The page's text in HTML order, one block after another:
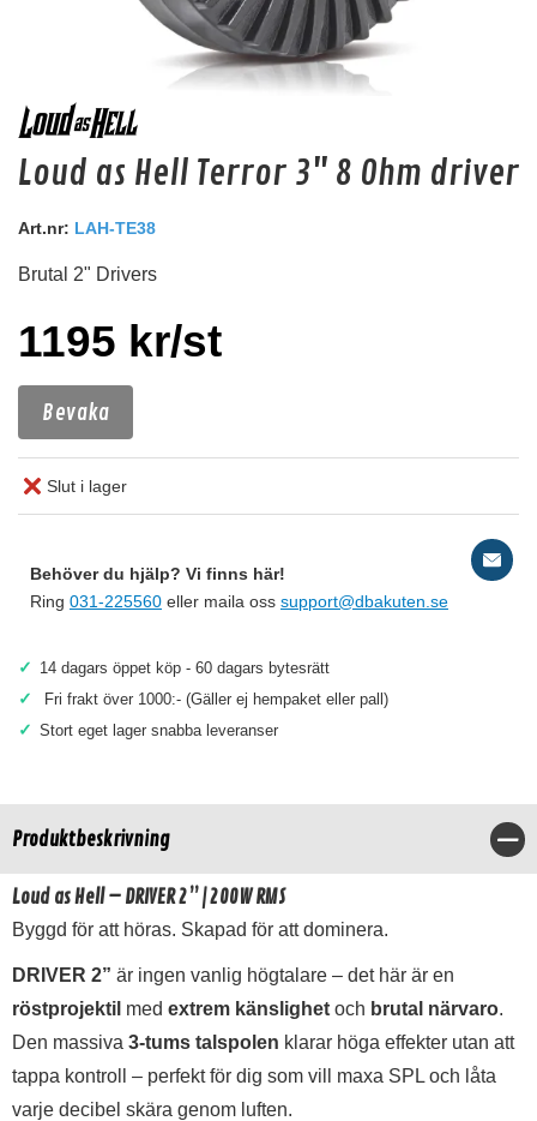
Audio System Z-EVO 0.5M EXT
0,5m RCA förlängning
Snabblager 1-3 dagar
Loud as Hell Terror 3" 8 Ohm driver
Art.nr: LAH-TE38
Brutal 2" Drivers
1195 kr/st
Bevaka
Slut i lager
Behöver du hjälp? Vi finns här!
Ring 031-225560 eller maila oss support@dbakuten.se
✓ 14 dagars öppet köp - 60 dagars bytesrätt
✓ Fri frakt över 1000:- (Gäller ej hempaket eller pall)
✓ Stort eget lager snabba leveranser
Produktbeskrivning
Loud as Hell – DRIVER 2” | 200W RMS
Byggd för att höras. Skapad för att dominera.
DRIVER 2” är ingen vanlig högtalare – det här är en
röstprojektil med extrem känslighet och brutal närvaro.
Den massiva 3-tums talspolen klarar höga effekter utan att
tappa kontroll – perfekt för dig som vill maxa SPL och låta
varje decibel skära genom luften.